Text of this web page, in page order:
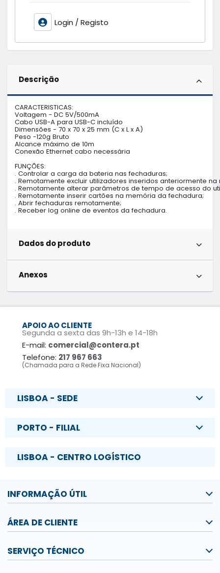
Login / Registo
Descrição
CARACTERISTICAS:
Voltagem - DC 5V/500mA
Cabo USB-A para USB-C incluído
Dimensões - 70 x 70 x 25 mm (C x L x A)
Peso -120g Bruto
Alcance máximo de 10m
Conexão Ethernet cabo necessária
FUNÇÕES:
. Controlar a carga da bateria nas fechaduras;
. Remotamente excluir utilizadores inseridos anteriormente
. Remotamente alterar parâmetros de tempo de acesso do
. Remotamente inserir cartões na memória da fechadura;
. Abrir fechaduras remotamente;
. Receber log online de eventos da fechadura.
Dados do produto
Anexos
APOIO AO CLIENTE
Segunda a sexta das 9h-13h e 14-18h
E-mail: comercial@contera.pt
Telefone: 217 967 663
(Chamada para a Rede Fixa Nacional)
LISBOA - SEDE
PORTO - FILIAL
LISBOA - CENTRO LOGÍSTICO
INFORMAÇÃO ÚTIL
ÁREA DE CLIENTE
SERVIÇO TÉCNICO